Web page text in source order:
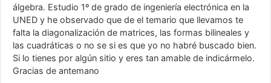
álgebra. Estudio 1º de grado de ingeniería electrónica en la
UNED y he observado que de el temario que llevamos te
falta la diagonalización de matrices, las formas bilineales y
las cuadráticas o no se si es que yo no habré buscado bien.
Si lo tienes por algún sitio y eres tan amable de indicármelo.
Gracias de antemano